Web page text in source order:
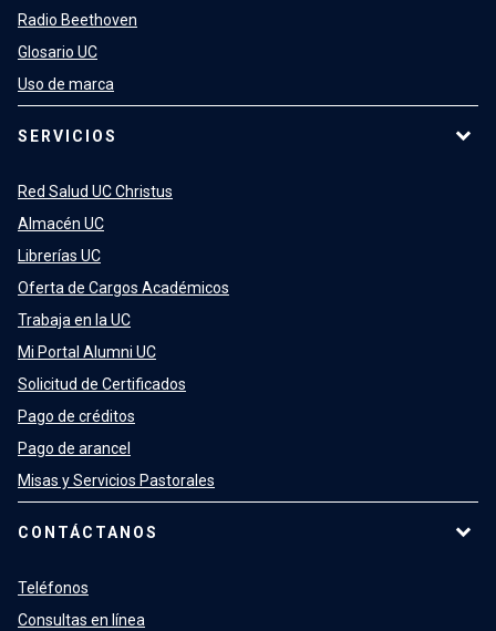
Radio Beethoven
Glosario UC
Uso de marca
SERVICIOS
Red Salud UC Christus
Almacén UC
Librerías UC
Oferta de Cargos Académicos
Trabaja en la UC
Mi Portal Alumni UC
Solicitud de Certificados
Pago de créditos
Pago de arancel
Misas y Servicios Pastorales
CONTÁCTANOS
Teléfonos
Consultas en línea